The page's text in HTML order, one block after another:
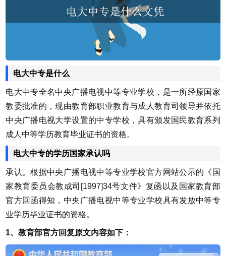
电大中专是什么
电大中专全名中央广播电视中等专业学校，是一所经原国家
教委批准的，现由教育部职业教育与成人教育司领导并依托
中央广播电视大学设置的中专学校，具有颁发国民教育系列
成人中等学历教育毕业证书的资格。
电大中专的学历国家承认吗
承认。根据中央广播电视中等专业学校官方网站公示的《国
家教育委员会教成司[1997]34号文件》复函以及国家教育部
官方回函得知，中央广播电视中等专业学校具有发放中等专
业学历毕业证书的资格。
1、教育部官方回复原文内容如下：